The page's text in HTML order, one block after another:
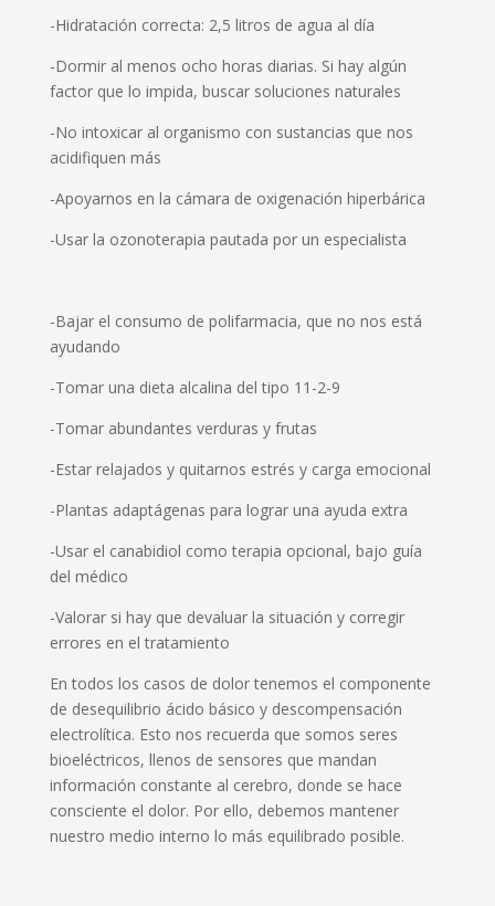
-Hidratación correcta: 2,5 litros de agua al día
-Dormir al menos ocho horas diarias. Si hay algún
factor que lo impida, buscar soluciones naturales
-No intoxicar al organismo con sustancias que nos
acidifiquen más
-Apoyarnos en la cámara de oxigenación hiperbárica
-Usar la ozonoterapia pautada por un especialista
-Bajar el consumo de polifarmacia, que no nos está
ayudando
-Tomar una dieta alcalina del tipo 11-2-9
-Tomar abundantes verduras y frutas
-Estar relajados y quitarnos estrés y carga emocional
-Plantas adaptágenas para lograr una ayuda extra
-Usar el canabidiol como terapia opcional, bajo guía
del médico
-Valorar si hay que devaluar la situación y corregir
errores en el tratamiento
En todos los casos de dolor tenemos el componente
de desequilibrio ácido básico y descompensación
electrolítica. Esto nos recuerda que somos seres
bioeléctricos, llenos de sensores que mandan
información constante al cerebro, donde se hace
consciente el dolor. Por ello, debemos mantener
nuestro medio interno lo más equilibrado posible.